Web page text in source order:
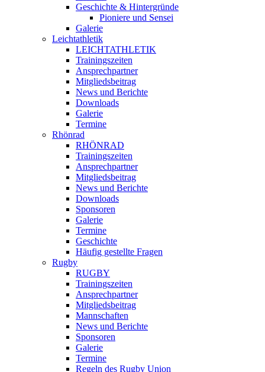
Geschichte & Hintergründe
Pioniere und Sensei
Galerie
Leichtathletik
LEICHTATHLETIK
Trainingszeiten
Ansprechpartner
Mitgliedsbeitrag
News und Berichte
Downloads
Galerie
Termine
Rhönrad
RHÖNRAD
Trainingszeiten
Ansprechpartner
Mitgliedsbeitrag
News und Berichte
Downloads
Sponsoren
Galerie
Termine
Geschichte
Häufig gestellte Fragen
Rugby
RUGBY
Trainingszeiten
Ansprechpartner
Mitgliedsbeitrag
Mannschaften
News und Berichte
Sponsoren
Galerie
Termine
Regeln des Rugby Union